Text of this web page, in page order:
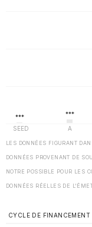
LES DONNÉES FIGURANT
DONNÉES PROVENANT DE
NOTRE POSSIBLE POUR LES
DONNÉES RÉELLES DE
CYCLE DE FINANCEMENT